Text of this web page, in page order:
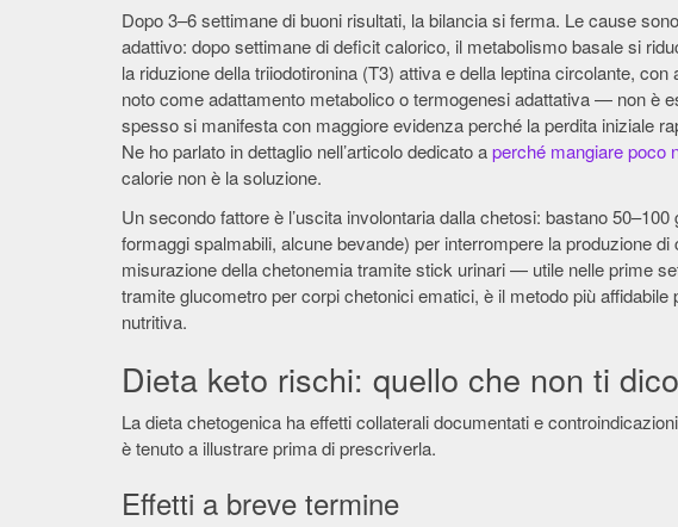
Dopo 3–6 settimane di buoni risultati, la bilancia si ferma. Le cause
adattivo: dopo settimane di deficit calorico, il metabolismo basale si
la riduzione della triiodotironina (T3) attiva e della leptina circolante,
noto come adattamento metabolico o termogenesi adattativa — non è
spesso si manifesta con maggiore evidenza perché la perdita iniziale
Ne ho parlato in dettaglio nell’articolo dedicato aperché mangiare poco
calorie non è la soluzione.
Un secondo fattore è l’uscita involontaria dalla chetosi: bastano
formaggi spalmabili, alcune bevande) per interrompere la produzione
misurazione della chetonemia tramite stick urinari — utile nelle prime
tramite glucometro per corpi chetonici ematici, è il metodo più
nutritiva.
Dieta keto rischi: quello che non ti
La dieta chetogenica ha effetti collaterali documentati e
è tenuto a illustrare prima di prescriverla.
Effetti a breve termine